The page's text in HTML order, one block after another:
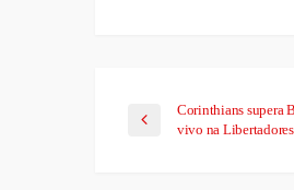
Corinthians supera
vivo na Libertadores